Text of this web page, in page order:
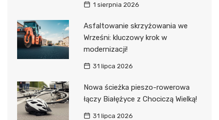
1 sierpnia 2026
Asfaltowanie skrzyżowania we
Wrześni: kluczowy krok w
modernizacji!
31 lipca 2026
Nowa ścieżka pieszo-rowerowa
łączy Białężyce z Chociczą Wielką!
31 lipca 2026